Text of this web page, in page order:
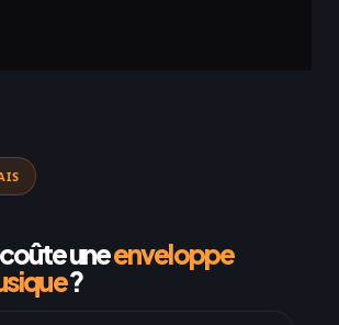
uneenveloppe
?